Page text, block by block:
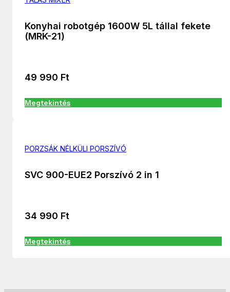
Konyhai robotgép 1600W 5L tállal fekete
(MRK-21)
49 990 Ft
Megtekintés
PORZSÁK NÉLKÜLI PORSZÍVÓ
SVC 900-EUE2 Porszívó 2 in 1
34 990 Ft
Megtekintés